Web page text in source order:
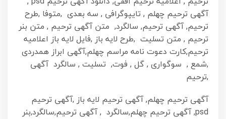
آگهی ترحیم چهلم , تایپوگرافی , سه بعدی ,متوفا ,طرح
ترحیم, آگهی ترحیم, سالگرد, متن آگهی ترحیم , متن بنر
ترحیم , متن تسلیت ,طرح لایه باز ,فایل لایه باز اعلامیه
ترحیم,کارت دعوت نامه مراسم چهلم,آگهی ابراز همدردی
,شمع , سوگواری , گل , فوت, تسلیت , سالگرد آگهی
,ترحیم
آگهی ترحیم چهلم, آگهی ترحیم لایه باز ,آگهی ترحیم
psd, آگهی ترحیم چهلم,سالگرد , آگهی ترحیم,سالگرد,بنر